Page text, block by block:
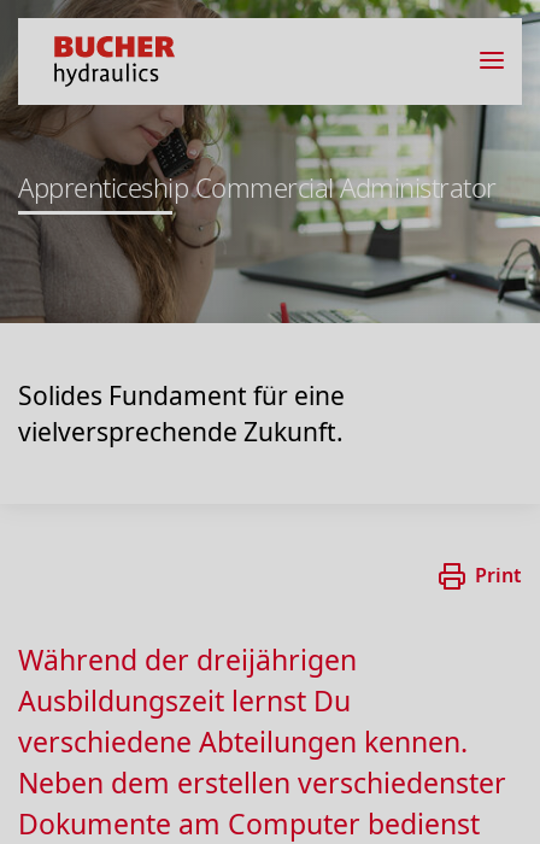
Apprenticeship Commercial Administrator
Solides Fundament für eine
vielversprechende Zukunft.
Print
Während der dreijährigen
Ausbildungszeit lernst Du
verschiedene Abteilungen kennen.
Neben dem erstellen verschiedenster
Dokumente am Computer bedienst